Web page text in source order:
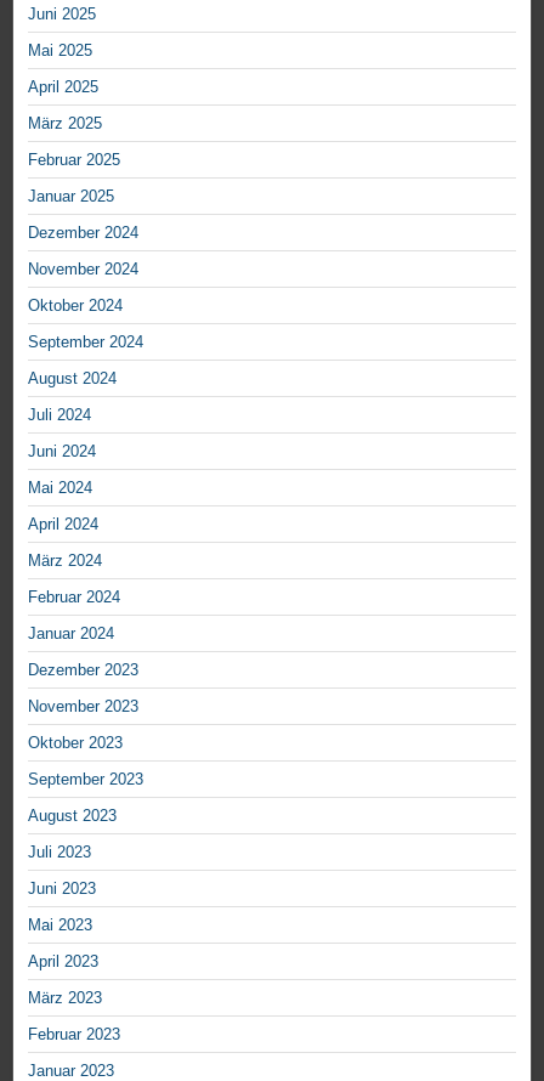
Juni 2025
Mai 2025
April 2025
März 2025
Februar 2025
Januar 2025
Dezember 2024
November 2024
Oktober 2024
September 2024
August 2024
Juli 2024
Juni 2024
Mai 2024
April 2024
März 2024
Februar 2024
Januar 2024
Dezember 2023
November 2023
Oktober 2023
September 2023
August 2023
Juli 2023
Juni 2023
Mai 2023
April 2023
März 2023
Februar 2023
Januar 2023